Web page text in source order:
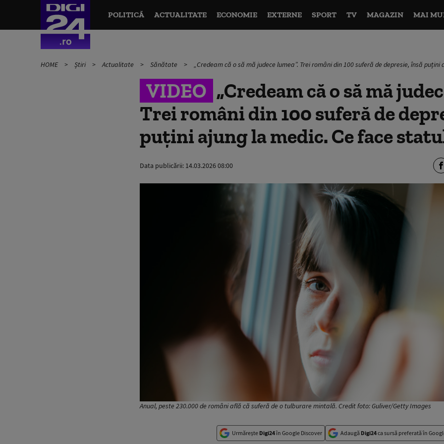
POLITICĂ ACTUALITATE ECONOMIE EXTERNE SPORT TV MAGAZIN MAI
HOME Știri Actualitate Sănătate „Credeam că o să mă judece lumea”. Trei români din 100 suferă de depresie, însă
VIDEO „Credeam că o să mă
Trei români din 100 suferă de
puțini ajung la medic. Ce face
Data publicării: 14.03.2026 08:00
Anual, peste 230.000 de români află că suferă de o tulburare mintală. Credit foto: Guliver/Getty Images
Urmărește Digi24în Google Discover Adaugă Digi24ca sursă preferată în